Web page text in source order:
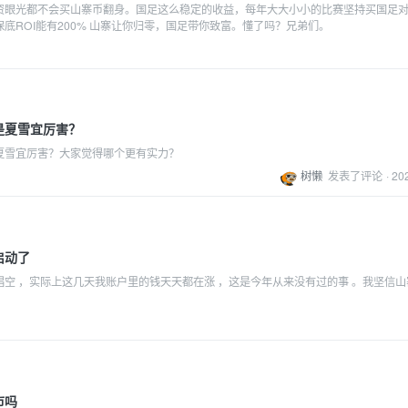
眼光都不会买山寨币翻身。国足这么稳定的收益，每年大大小小的比赛坚持买国足
ROI能有200% 山寨让你归零，国足带你致富。懂了吗？兄弟们。
雪宜厉害？
宜厉害？大家觉得哪个更有实力？
树懒 发表了评论 ·
动了
，实际上这几天我账户里的钱天天都在涨 ，这是今年从来没有过的事 。我坚信
吗